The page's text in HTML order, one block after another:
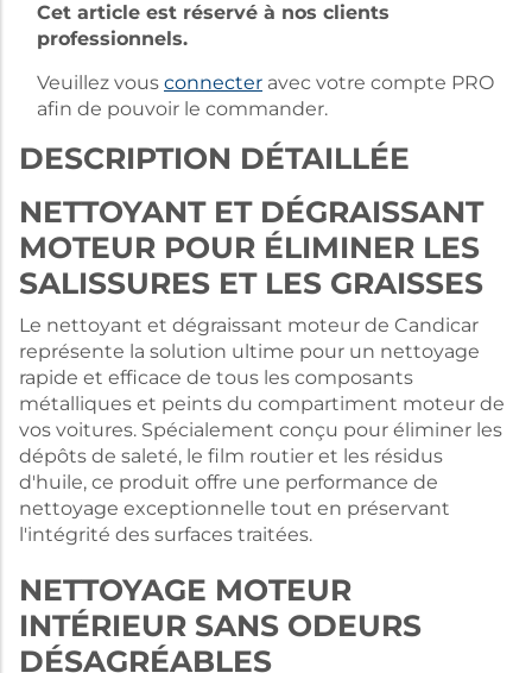
Cet article est réservé à nos clients
professionnels.
Veuillez vous connecter avec votre compte PRO
afin de pouvoir le commander.
DESCRIPTION DÉTAILLÉE
NETTOYANT ET DÉGRAISSANT
MOTEUR POUR ÉLIMINER LES
SALISSURES ET LES GRAISSES
Le nettoyant et dégraissant moteur de Candicar
représente la solution ultime pour un nettoyage
rapide et efficace de tous les composants
métalliques et peints du compartiment moteur de
vos voitures. Spécialement conçu pour éliminer les
dépôts de saleté, le film routier et les résidus
d'huile, ce produit offre une performance de
nettoyage exceptionnelle tout en préservant
l'intégrité des surfaces traitées.
NETTOYAGE MOTEUR
INTÉRIEUR SANS ODEURS
DÉSAGRÉABLES